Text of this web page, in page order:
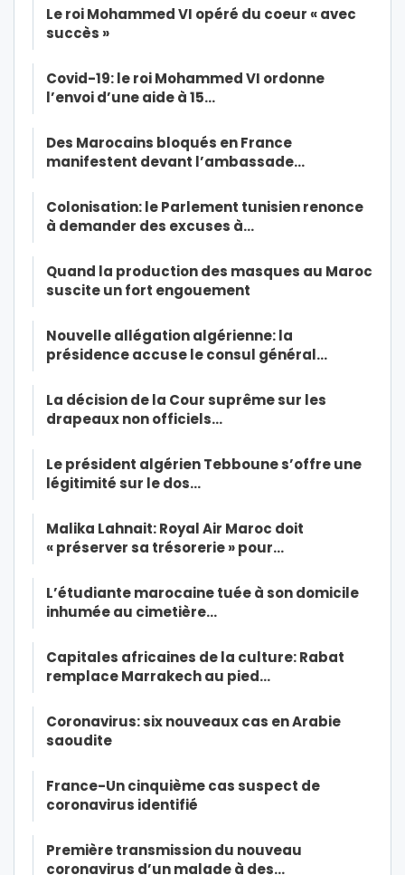
Le roi Mohammed VI opéré du coeur « avec
succès »
Covid-19: le roi Mohammed VI ordonne
l’envoi d’une aide à 15…
Des Marocains bloqués en France
manifestent devant l’ambassade…
Colonisation: le Parlement tunisien renonce
à demander des excuses à…
Quand la production des masques au Maroc
suscite un fort engouement
Nouvelle allégation algérienne: la
présidence accuse le consul général…
La décision de la Cour suprême sur les
drapeaux non officiels…
Le président algérien Tebboune s’offre une
légitimité sur le dos…
Malika Lahnait: Royal Air Maroc doit
« préserver sa trésorerie » pour…
L’étudiante marocaine tuée à son domicile
inhumée au cimetière…
Capitales africaines de la culture: Rabat
remplace Marrakech au pied…
Coronavirus: six nouveaux cas en Arabie
saoudite
France-Un cinquième cas suspect de
coronavirus identifié
Première transmission du nouveau
coronavirus d’un malade à des…